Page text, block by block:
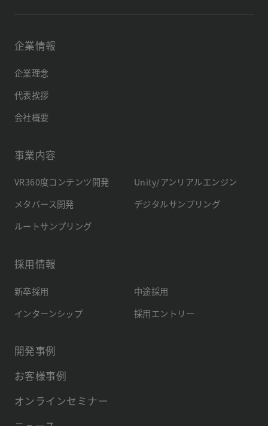
企業情報
企業理念
代表挨拶
会社概要
事業内容
VR360度コンテンツ開発
Unity/アンリアルエンジン
メタバース開発
デジタルサンプリング
ルートサンプリング
採用情報
新卒採用
中途採用
インターンシップ
採用エントリー
開発事例
お客様事例
オンラインセミナー